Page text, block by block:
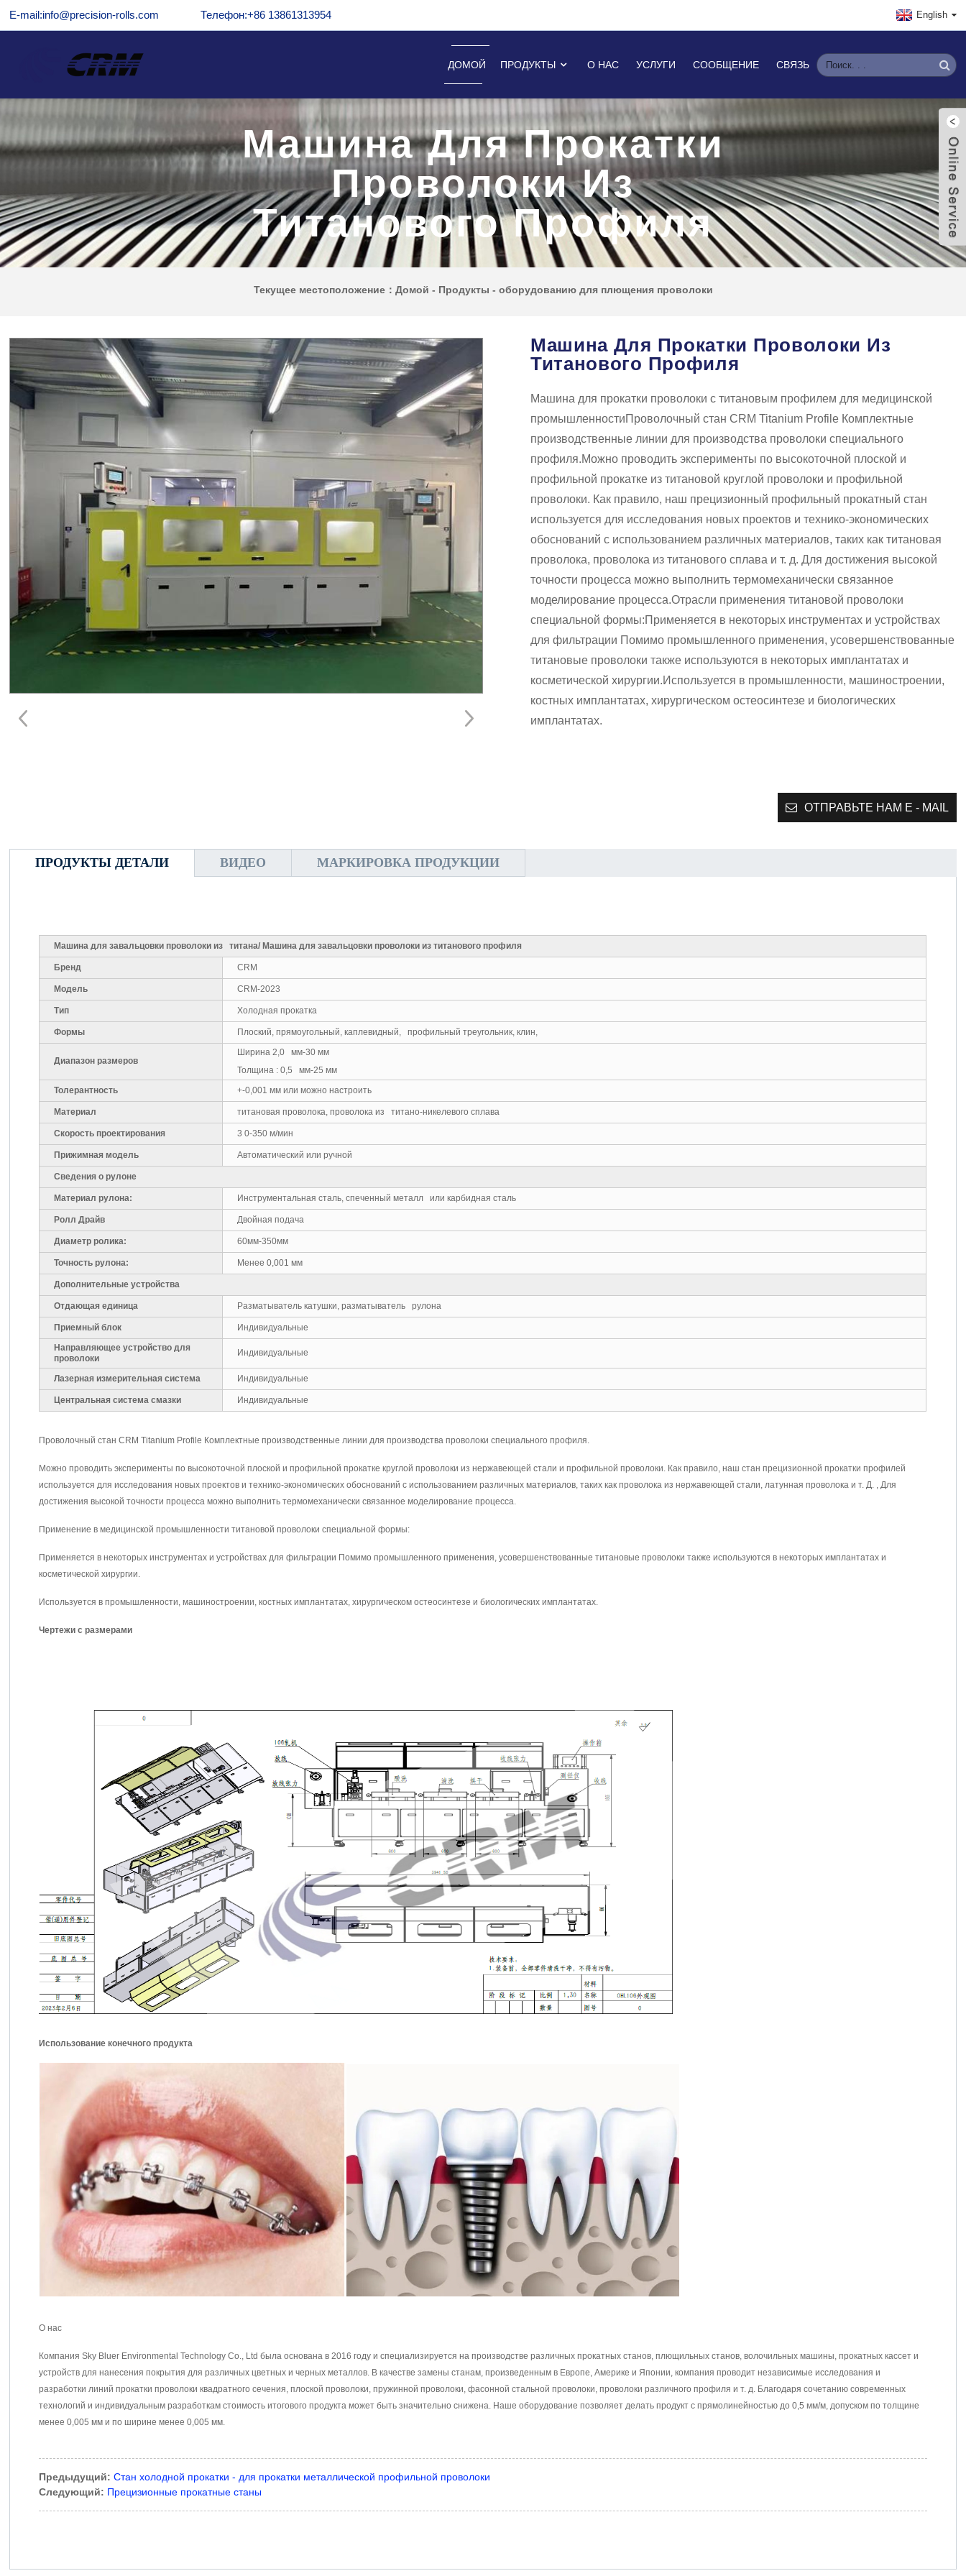
E-mail:info@precision-rolls.com Телефон:+86 13861313954 English
ДОМОЙ ПРОДУКТЫ О НАС УСЛУГИ СООБЩЕНИЕ СВЯЗЬ
Машина Для Прокатки
Проволоки Из
Титанового Профиля
Текущее местоположение： Домой - Продукты - оборудованию для плющения проволоки
Машина Для Прокатки Проволоки Из
Титанового Профиля
Машина для прокатки проволоки с титановым профилем для медицинской
промышленностиПроволочный стан CRM Titanium Profile Комплектные
производственные линии для производства проволоки специального
профиля.Можно проводить эксперименты по высокоточной плоской и
профильной прокатке из титановой круглой проволоки и профильной
проволоки. Как правило, наш прецизионный профильный прокатный стан
используется для исследования новых проектов и технико-экономических
обоснований с использованием различных материалов, таких как титановая
проволока, проволока из титанового сплава и т. д. Для достижения высокой
точности процесса можно выполнить термомеханически связанное
моделирование процесса.Отрасли применения титановой проволоки
специальной формы:Применяется в некоторых инструментах и устройствах
для фильтрации Помимо промышленного применения, усовершенствованные
титановые проволоки также используются в некоторых имплантатах и
косметической хирургии.Используется в промышленности, машиностроении,
костных имплантатах, хирургическом остеосинтезе и биологических
имплантатах.
ОТПРАВЬТЕ НАМ E - MAIL
ПРОДУКТЫ ДЕТАЛИ ВИДЕО МАРКИРОВКА ПРОДУКЦИИ
Машина для завальцовки проволоки из титана/ Машина для завальцовки проволоки из титанового профиля
Бренд CRM
Модель CRM-2023
Тип Холодная прокатка
Формы Плоский, прямоугольный, каплевидный, профильный треугольник, клин,
Диапазон размеров
Ширина 2,0 мм-30 мм
Толщина : 0,5 мм-25 мм
Толерантность
+-0,001 мм или можно настроить
Материал титановая проволока, проволока из титано-никелевого сплава
Скорость проектирования 3 0-350 м/мин
Прижимная модель Автоматический или ручной
Сведения о рулоне
Материал рулона: Инструментальная сталь, спеченный металл или карбидная сталь
Ролл Драйв Двойная подача
Диаметр ролика: 60мм-350мм
Точность рулона: Менее 0,001 мм
Дополнительные устройства
Отдающая единица Разматыватель катушки, разматыватель рулона
Приемный блок
Индивидуальные
Направляющее устройство для
проволоки
Индивидуальные
Лазерная измерительная система Индивидуальные
Центральная система смазки Индивидуальные
Проволочный стан CRM Titanium Profile Комплектные производственные линии для производства проволоки специального профиля.
Можно проводить эксперименты по высокоточной плоской и профильной прокатке круглой проволоки из нержавеющей стали и профильной проволоки. Как правило, наш стан прецизионной прокатки профилей
используется для исследования новых проектов и технико-экономических обоснований с использованием различных материалов, таких как проволока из нержавеющей стали, латунная проволока и т. Д. , Для
достижения высокой точности процесса можно выполнить термомеханически связанное моделирование процесса.
Применение в медицинской промышленности титановой проволоки специальной формы:
Применяется в некоторых инструментах и устройствах для фильтрации Помимо промышленного применения, усовершенствованные титановые проволоки также используются в некоторых имплантатах и
косметической хирургии.
Используется в промышленности, машиностроении, костных имплантатах, хирургическом остеосинтезе и биологических имплантатах.
Чертежи с размерами
Использование конечного продукта
О нас
Компания Sky Bluer Environmental Technology Co., Ltd была основана в 2016 году и специализируется на производстве различных прокатных станов, плющильных станов, волочильных машины, прокатных кассет и
устройств для нанесения покрытия для различных цветных и черных металлов. В качестве замены станам, произведенным в Европе, Америке и Японии, компания проводит независимые исследования и
разработки линий прокатки проволоки квадратного сечения, плоской проволоки, пружинной проволоки, фасонной стальной проволоки, проволоки различного профиля и т. д. Благодаря сочетанию современных
технологий и индивидуальным разработкам стоимость итогового продукта может быть значительно снижена. Наше оборудование позволяет делать продукт с прямолинейностью до 0,5 мм/м, допуском по толщине
менее 0,005 мм и по ширине менее 0,005 мм.
Предыдущий: Стан холодной прокатки - для прокатки металлической профильной проволоки
Следующий: Прецизионные прокатные станы